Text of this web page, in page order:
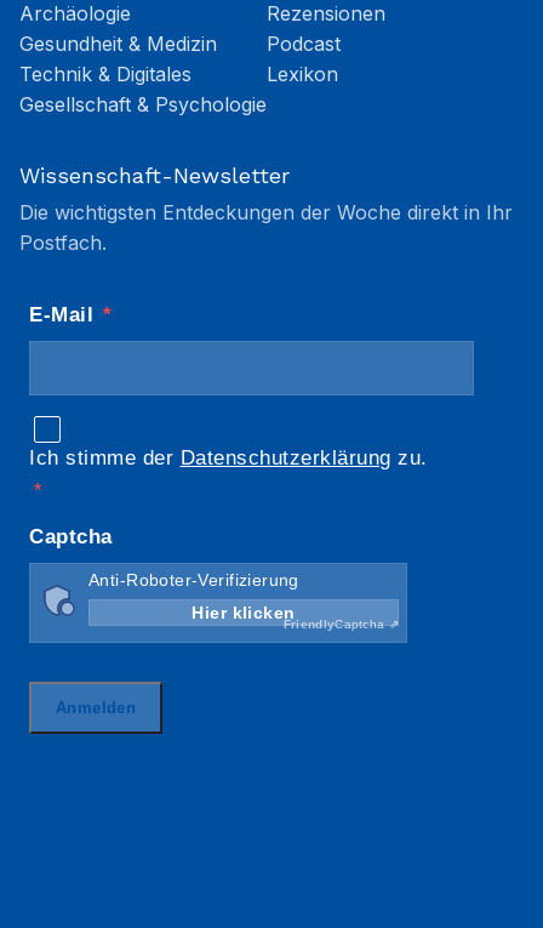
Archäologie
Gesundheit & Medizin
Technik & Digitales
Gesellschaft & Psychologie
Rezensionen
Podcast
Lexikon
Wissenschaft-Newsletter
Die wichtigsten Entdeckungen der Woche direkt in Ihr
Postfach.